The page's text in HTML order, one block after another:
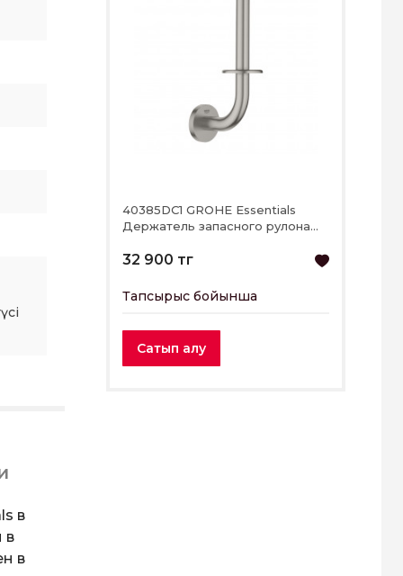
40385DC1 GROHE Essentials
Держатель запасного рулона
32 900 тг
Тапсырыс бойынша
Сатып алу
в
в
в